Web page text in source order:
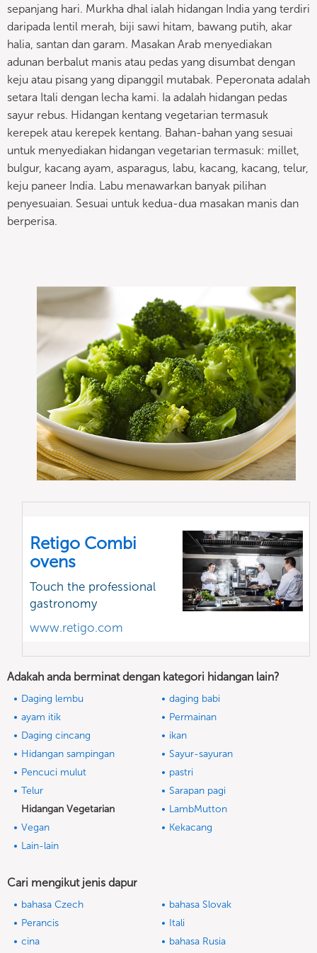
sepanjang hari. Murkha dhal ialah hidangan India yang terdiri
daripada lentil merah, biji sawi hitam, bawang putih, akar
halia, santan dan garam. Masakan Arab menyediakan
adunan berbalut manis atau pedas yang disumbat dengan
keju atau pisang yang dipanggil mutabak. Peperonata adalah
setara Itali dengan lecha kami. Ia adalah hidangan pedas
sayur rebus. Hidangan kentang vegetarian termasuk
kerepek atau kerepek kentang. Bahan-bahan yang sesuai
untuk menyediakan hidangan vegetarian termasuk: millet,
bulgur, kacang ayam, asparagus, labu, kacang, kacang, telur,
keju paneer India. Labu menawarkan banyak pilihan
penyesuaian. Sesuai untuk kedua-dua masakan manis dan
berperisa.
Retigo Combi
ovens
Touch the professional
gastronomy
www.retigo.com
Adakah anda berminat dengan kategori hidangan lain?
Daging lembu
daging babi
ayam itik
Permainan
Daging cincang
ikan
Hidangan sampingan
Sayur-sayuran
Pencuci mulut
pastri
Telur
Sarapan pagi
Hidangan Vegetarian
LambMutton
Vegan
Kekacang
Lain-lain
Cari mengikut jenis dapur
bahasa Czech
bahasa Slovak
Perancis
Itali
cina
bahasa Rusia